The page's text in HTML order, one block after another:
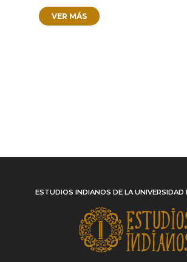
VER MÁS
ESTUDIOS INDIANOS DE LA UNIVERSIDAD